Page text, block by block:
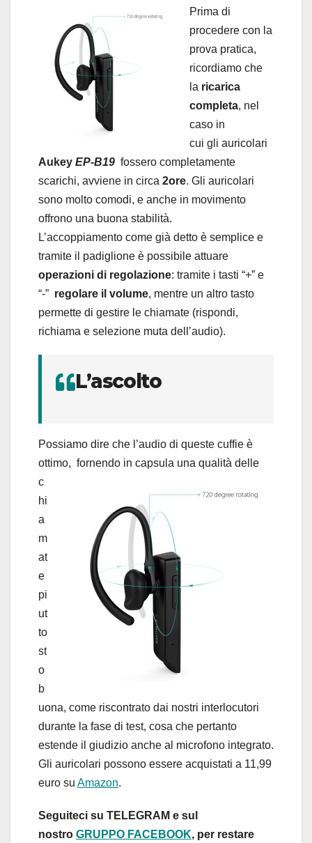
Prima di
procedere con la
prova pratica,
ricordiamo che
la ricarica
completa, nel
caso in
cui gli auricolari
Aukey EP-B19 fossero completamente
scarichi, avviene in circa 2ore. Gli auricolari
sono molto comodi, e anche in movimento
offrono una buona stabilità.
L’accoppiamento come già detto è semplice e
tramite il padiglione è possibile attuare
operazioni di regolazione: tramite i tasti “+” e
“-” regolare il volume, mentre un altro tasto
permette di gestire le chiamate (rispondi,
richiama e selezione muta dell’audio).
L’ascolto
Possiamo dire che l’audio di queste cuffie è
ottimo, fornendo in capsula una qualità delle
c
hi
a
m
at
e
pi
ut
to
st
o
b
uona, come riscontrato dai nostri interlocutori
durante la fase di test, cosa che pertanto
estende il giudizio anche al microfono integrato.
Gli auricolari possono essere acquistati a 11,99
euro su Amazon.
Seguiteci su TELEGRAM e sul
nostro GRUPPO FACEBOOK, per restare